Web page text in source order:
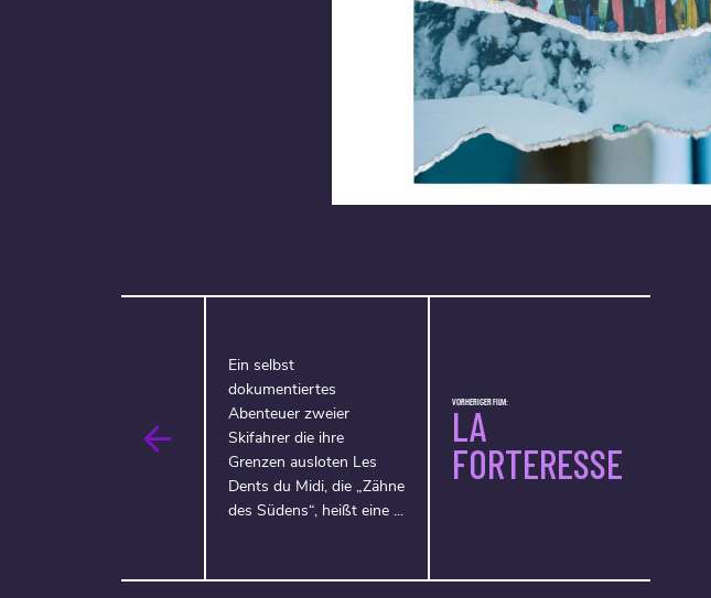
Ein selbst
dokumentiertes
Abenteuer zweier
Skifahrer die ihre
Grenzen ausloten Les
Dents du Midi, die „Zähne
des Südens“, heißt eine ...
VORHERIGER FILM:
LA
FORTERESSE